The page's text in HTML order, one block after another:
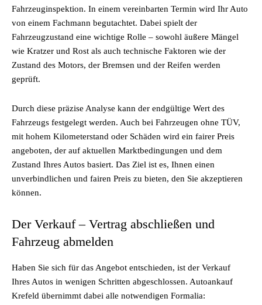
Fahrzeuginspektion. In einem vereinbarten Termin wird Ihr Auto
von einem Fachmann begutachtet. Dabei spielt der
Fahrzeugzustand eine wichtige Rolle – sowohl äußere Mängel
wie Kratzer und Rost als auch technische Faktoren wie der
Zustand des Motors, der Bremsen und der Reifen werden
geprüft.
Durch diese präzise Analyse kann der endgültige Wert des
Fahrzeugs festgelegt werden. Auch bei Fahrzeugen ohne TÜV,
mit hohem Kilometerstand oder Schäden wird ein fairer Preis
angeboten, der auf aktuellen Marktbedingungen und dem
Zustand Ihres Autos basiert. Das Ziel ist es, Ihnen einen
unverbindlichen und fairen Preis zu bieten, den Sie akzeptieren
können.
Der Verkauf – Vertrag abschließen und
Fahrzeug abmelden
Haben Sie sich für das Angebot entschieden, ist der Verkauf
Ihres Autos in wenigen Schritten abgeschlossen. Autoankauf
Krefeld übernimmt dabei alle notwendigen Formalia: